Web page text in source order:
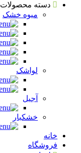
دسته محصولات
میوه خشک
لواشک
آجیل
خشکبار
خانه
فروشگاه